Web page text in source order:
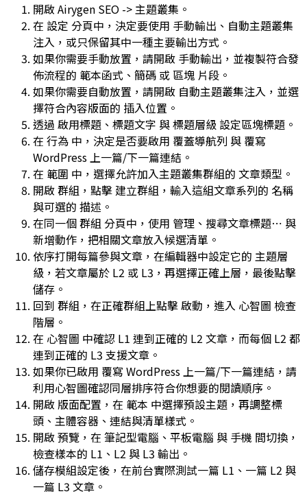
開啟Airygen SEO -> 主題叢集 。
在 設定 分頁中，決定要使用 手動輸出 、 自動主題叢集
注入 ，或只保留其中一種主要輸出方式。
如果你需要手動放置，請開啟 手動輸出 ，並複製符合發
佈流程的 範本函式 、 簡碼 或 區塊 片段。
如果你需要自動放置，請開啟 自動主題叢集注入 ，並選
擇符合內容版面的 插入位置 。
透過 啟用標題 、 標題文字 與標題層級 設定區塊標題。
在 行為 中，決定是否要啟用 覆蓋導航列 與 覆寫
WordPress 上一篇/下一篇連結 。
在 範圍 中，選擇允許加入主題叢集群組的 文章類型 。
開啟群組 ，點擊 建立群組 ，輸入這組文章系列的 名稱
與可選的 描述 。
在同一個群組 分頁中，使用 管理 、 搜尋文章標題⋯ 與
新增動作，把相關文章放入候選清單。
依序打開每篇參與文章，在編輯器中設定它的 主題層
級 ，若文章屬於 L2 或 L3 ，再選擇正確上層，最後點擊
儲存 。
回到 群組 ，在正確群組上點擊啟動 ，進入 心智圖 檢查
階層。
在 心智圖 中確認 L1 連到正確的 L2 文章，而每個 L2 都
連到正確的 L3 支援文章。
如果你已啟用 覆寫 WordPress 上一篇/下一篇連結 ，請
利用心智圖確認同層排序符合你想要的閱讀順序。
開啟版面配置 ，在 範本 中選擇預設主題，再調整標
頭、主體容器、連結與清單樣式。
開啟預覽 ，在 筆記型電腦 、 平板電腦 與 手機 間切換，
檢查樣本的 L1 、 L2 與 L3 輸出。
儲存模組設定後，在前台實際測試一篇 L1 、一篇 L2 與
一篇 L3 文章。